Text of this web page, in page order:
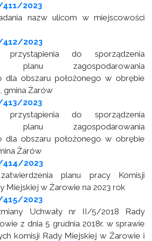
411/2023
nazw ulicom w miejscowości
412/2023
przystąpienia do sporządzenia
planu zagospodarowania
dla obszaru położonego w obrębie
gmina Żarów
413/2023
przystąpienia do sporządzenia
planu zagospodarowania
dla obszaru położonego w obrębie
Żarów
414/2023
planu pracy Komisji
Miejskiej w Żarowie na 2023 rok
415/2023
Uchwały nr II/5/2018 Rady
z dnia 5 grudnia 2018r. w sprawie
komisji Rady Miejskiej w Żarowie i